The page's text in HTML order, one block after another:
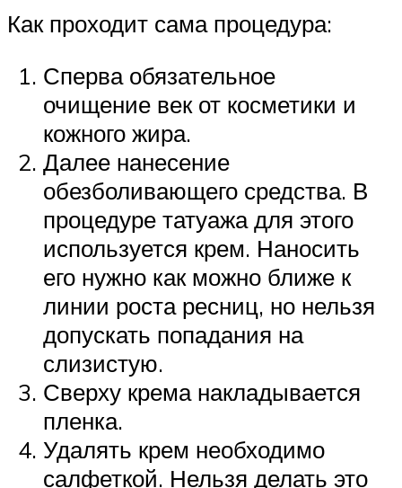
Как проходит сама процедура:
Сперва обязательное
очищение век от косметики и
кожного жира.
Далее нанесение
обезболивающего средства. В
процедуре татуажа для этого
используется крем. Наносить
его нужно как можно ближе к
линии роста ресниц, но нельзя
допускать попадания на
слизистую.
Сверху крема накладывается
пленка.
Удалять крем необходимо
салфеткой. Нельзя делать это